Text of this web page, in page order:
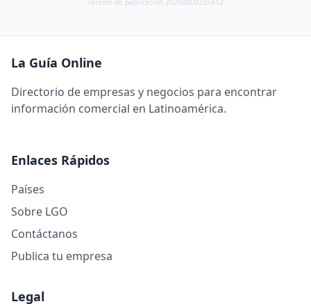
versión de publicación 20260809235812
La Guía Online
Directorio de empresas y negocios para encontrar
información comercial en Latinoamérica.
Enlaces Rápidos
Países
Sobre LGO
Contáctanos
Publica tu empresa
Legal